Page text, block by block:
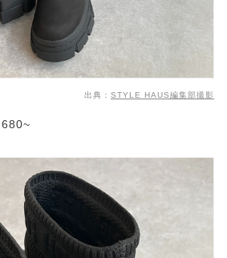
出典： STYLE HAUS編集部撮影